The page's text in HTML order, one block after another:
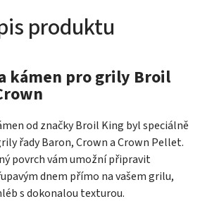
produktu
kámen pro grily Broil
od značky Broil King byl speciálně
řady Baron, Crown a Crown Pellet.
povrch vám umožní připravit
dnem přímo na vašem grilu,
s dokonalou texturou.